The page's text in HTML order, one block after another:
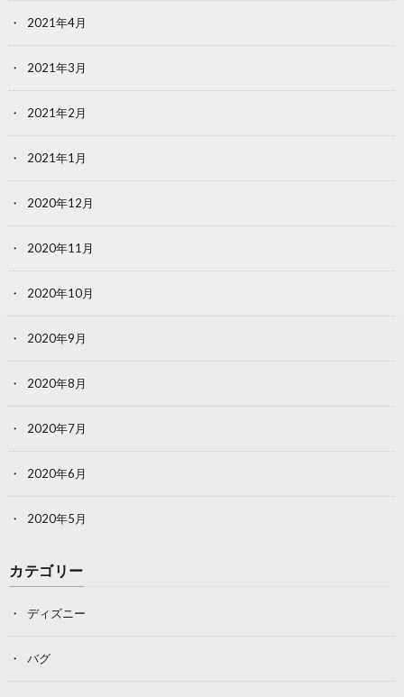
2021年4月
2021年3月
2021年2月
2021年1月
2020年12月
2020年11月
2020年10月
2020年9月
2020年8月
2020年7月
2020年6月
2020年5月
カテゴリー
ディズニー
バグ